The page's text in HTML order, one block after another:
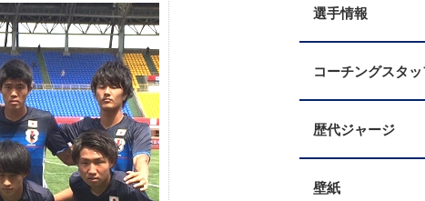
選手情報
コーチングスタ
歴代ジャージ
壁紙